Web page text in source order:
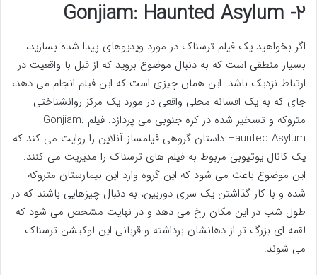
۲- Gonjiam: Haunted Asylum
اگر بخواهید یک فیلم ترسناک در مورد ویدیوهای پیدا شده بسازید،
بسیار منطقی است که به دنبال موضوع بروید که از قبل با واقعیت در
ارتباط نزدیک باشد. این همان چیزی است که این فیلم انجام می دهد،
جای که به یک افسانه محلی واقعی در مورد یک مرکز روانشناختی
متروکه و تسخیر شده در کره جنوبی می پردازد. فیلم Gonjiam:
Haunted Asylum داستان گروهی فیلمساز آنلاین را روایت می کند که
یک کانال یوتیوبی مربوط به فیلم های ترسناک را مدیریت می کنند.
این موضوع باعث می شود که این گروه وارد این بیمارستان متروکه
شده و با کار گذاشتن یک سری دوربین، به دنبال چیزهایی باشند که در
طول شب در این مکان رخ می دهد و در نهایت مشخص می شود که
لقمه ای بزرگ تر از دهانشان برداشته و قربانی این لوکیشن ترسناک
می شوند.